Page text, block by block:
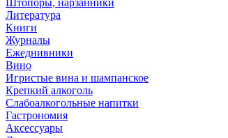
Штопоры, нарзанники
Литература
Книги
Журналы
Ежеднивники
Вино
Игристые вина и шампанское
Крепкий алкоголь
Слабоалкогольные напитки
Гастрономия
Аксессуары